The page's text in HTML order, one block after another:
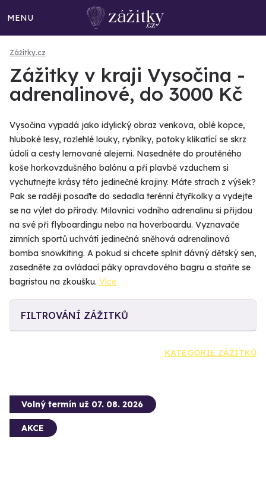
MENU
Zážitky.cz
Zážitky v kraji Vysočina -
adrenalinové, do 3000 Kč
Vysočina vypadá jako idylický obraz venkova, oblé kopce,
hluboké lesy, rozlehlé louky, rybníky, potoky klikatící se skrz
údolí a cesty lemované alejemi. Nasedněte do proutěného
koše horkovzdušného balónu a při plavbě vzduchem si
vychutnejte krásy této jedinečné krajiny. Máte strach z výšek?
Pak se raději posaďte do sedadla terénní čtyřkolky a vydejte
se na výlet do přírody. Milovníci vodního adrenalinu si přijdou
na své při flyboardingu nebo na hoverboardu. Vyznavače
zimních sportů uchvátí jedinečná sněhová adrenalinová
bomba snowkiting. A pokud si chcete splnit dávný dětský sen,
zasedněte za ovládací páky opravdového bagru a staňte se
bagristou na zkoušku. Více
FILTROVÁNÍ ZÁŽITKŮ
KATEGORIE ZÁŽITKŮ
Volný termín už 07. 08. 2026
AKCE